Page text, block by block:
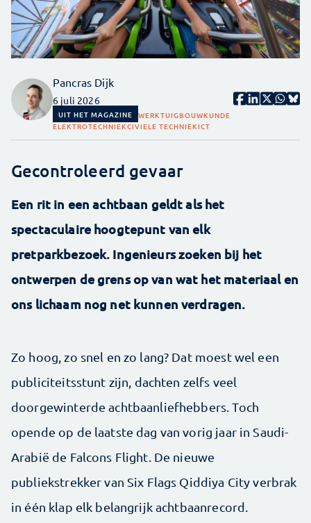
Pancras Dijk
6 juli 2026
UIT HET MAGAZINE WERKTUIGBOUWKUNDE
ELEKTROTECHNIEKCIVIELE TECHNIEKICT
Gecontroleerd gevaar
Een rit in een achtbaan geldt als het
spectaculaire hoogtepunt van elk
pretparkbezoek. Ingenieurs zoeken bij het
ontwerpen de grens op van wat het materiaal en
ons lichaam nog net kunnen verdragen.
Zo hoog, zo snel en zo lang? Dat moest wel een
publiciteitsstunt zijn, dachten zelfs veel
doorgewinterde achtbaanliefhebbers. Toch
opende op de laatste dag van vorig jaar in Saudi-
Arabië de Falcons Flight. De nieuwe
publiekstrekker van Six Flags Qiddiya City verbrak
in één klap elk belangrijk achtbaanrecord.